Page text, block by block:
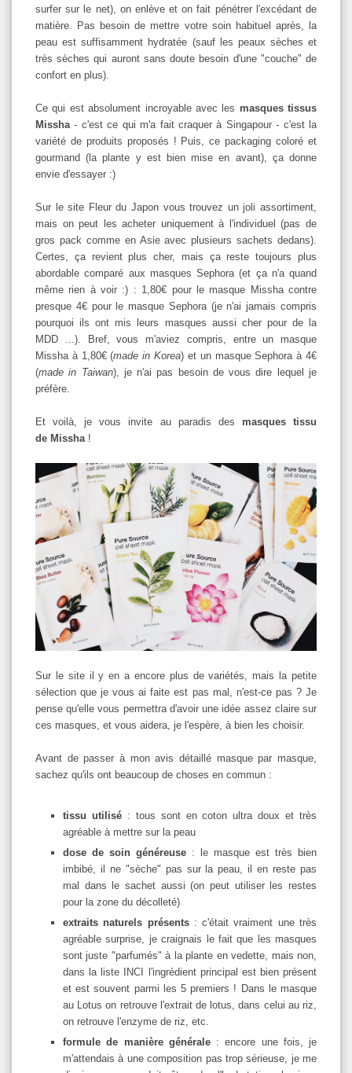
surfer sur le net), on enlève et on fait pénétrer l'excédant de
matière. Pas besoin de mettre votre soin habituel après, la
peau est suffisamment hydratée (sauf les peaux sèches et
très sèches qui auront sans doute besoin d'une "couche" de
confort en plus).
Ce qui est absolument incroyable avec les masques tissus
Missha- c'est ce qui m'a fait craquer à Singapour - c'est la
variété de produits proposés ! Puis, ce packaging coloré et
gourmand (la plante y est bien mise en avant), ça donne
envie d'essayer :)
Sur le site Fleur du Japon vous trouvez un joli assortiment,
mais on peut les acheter uniquement à l'individuel (pas de
gros pack comme en Asie avec plusieurs sachets dedans).
Certes, ça revient plus cher, mais ça reste toujours plus
abordable comparé aux masques Sephora (et ça n'a quand
même rien à voir :) : 1,80€ pour le masque Missha contre
presque 4€ pour le masque Sephora (je n'ai jamais compris
pourquoi ils ont mis leurs masques aussi cher pour de la
MDD ...). Bref, vous m'aviez compris, entre un masque
Missha à 1,80€ (made in Korea) et un masque Sephora à 4€
(made in Taiwan), je n'ai pas besoin de vous dire lequel je
préfère.
Et voilà, je vous invite au paradis des masques tissu
de Missha !
Sur le site il y en a encore plus de variétés, mais la petite
sélection que je vous ai faite est pas mal, n'est-ce pas ? Je
pense qu'elle vous permettra d'avoir une idée assez claire sur
ces masques, et vous aidera, je l'espère, à bien les choisir.
Avant de passer à mon avis détaillé masque par masque,
sachez qu'ils ont beaucoup de choses en commun :
tissu utilisé : tous sont en coton ultra doux et très
agréable à mettre sur la peau
dose de soin généreuse : le masque est très bien
imbibé, il ne "sèche" pas sur la peau, il en reste pas
mal dans le sachet aussi (on peut utiliser les restes
pour la zone du décolleté)
extraits naturels présents: c'était vraiment une très
agréable surprise, je craignais le fait que les masques
sont juste "parfumés" à la plante en vedette, mais non,
dans la liste INCI l'ingrédient principal est bien présent
et est souvent parmi les 5 premiers ! Dans le masque
au Lotus on retrouve l'extrait de lotus, dans celui au riz,
on retrouve l'enzyme de riz, etc.
formule de manière générale: encore une fois, je
m'attendais à une composition pas trop sérieuse, je me